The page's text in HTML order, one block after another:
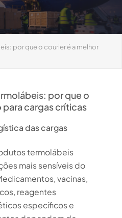
por que o courier é a melhor
por que o
cargas críticas
das cargas
termolábeis
mais sensíveis do
vacinas,
reagentes
específicos e